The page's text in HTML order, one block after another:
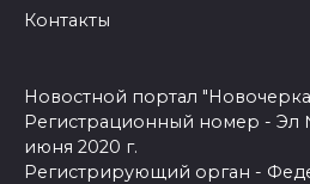
Контакты
Новостной портал
Регистрационный номер - Эл
июня 2020 г.
Регистрирующий орган -